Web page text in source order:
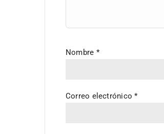
Nombre *
Correo electrónico*